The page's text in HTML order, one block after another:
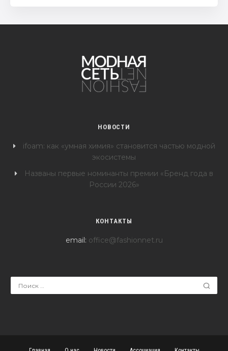
НОВОСТИ
ifoam: как «умная химия» становится частью модной
экосистемы
Названы первые номинанты премии «Бренд года в
России 2026»
КОНТАКТЫ
email: office@fashionnet.ru